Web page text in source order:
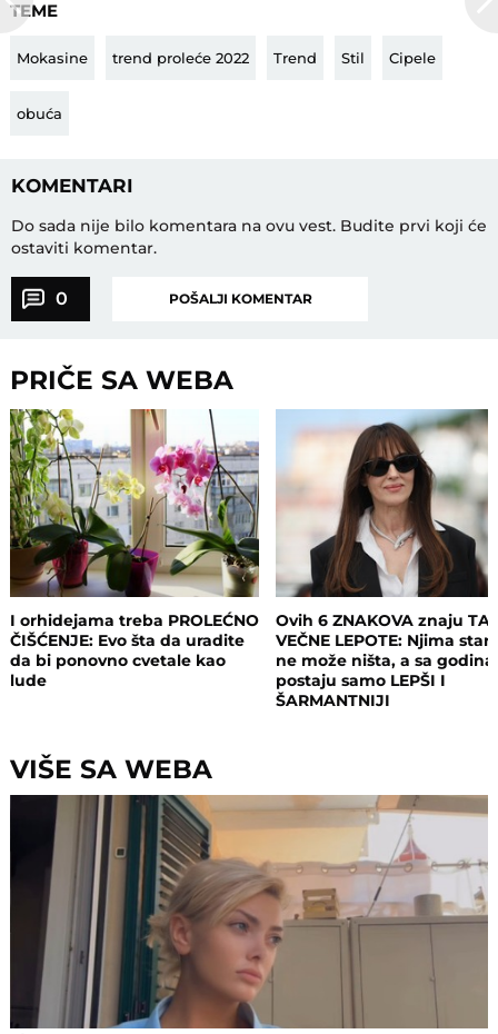
TEME
Mokasine trend proleće 2022 Trend Stil Cipele
obuća
KOMENTARI
Do sada nije bilo komentara na ovu vest. Budite prvi koji će
ostaviti komentar.
0 POŠALJI KOMENTAR
PRIČE SA WEBA
I orhidejama treba PROLEĆNO
ČIŠĆENJE: Evo šta da uradite
da bi ponovno cvetale kao
lude
Ovih 6 ZNAKOVA znaju
VEČNE LEPOTE: Njima
ne može ništa, a sa
postaju samo LEPŠI I
ŠARMANTNIJI
VIŠE SA WEBA